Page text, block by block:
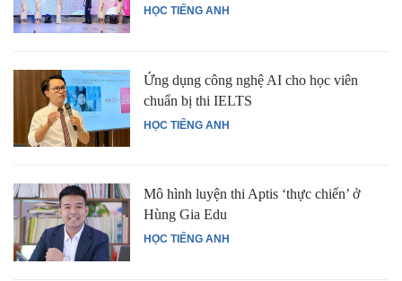
HỌC TIẾNG ANH
HỌC TIẾNG ANH
Ứng dụng công nghệ AI cho học viên
chuẩn bị thi IELTS
HỌC TIẾNG ANH
Mô hình luyện thi Aptis ‘thực chiến’ ở
Hùng Gia Edu